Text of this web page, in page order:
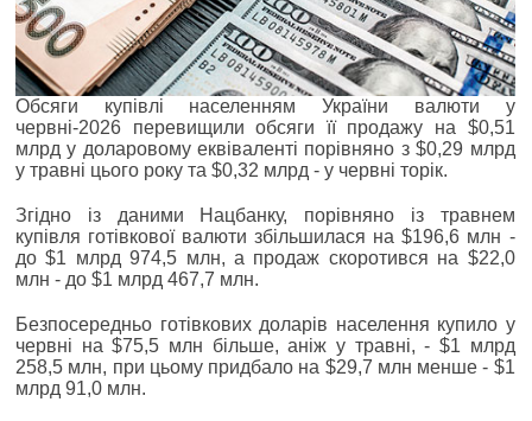
Обсяги купівлі населенням України валюти у
червні-2026 перевищили обсяги її продажу на $0,51
млрд у доларовому еквіваленті порівняно з $0,29 млрд
у травні цього року та $0,32 млрд - у червні торік.
Згідно із даними Нацбанку, порівняно із травнем
купівля готівкової валюти збільшилася на $196,6 млн -
до $1 млрд 974,5 млн, а продаж скоротився на $22,0
млн - до $1 млрд 467,7 млн.
Безпосередньо готівкових доларів населення купило у
червні на $75,5 млн більше, аніж у травні, - $1 млрд
258,5 млн, при цьому придбало на $29,7 млн менше - $1
млрд 91,0 млн.